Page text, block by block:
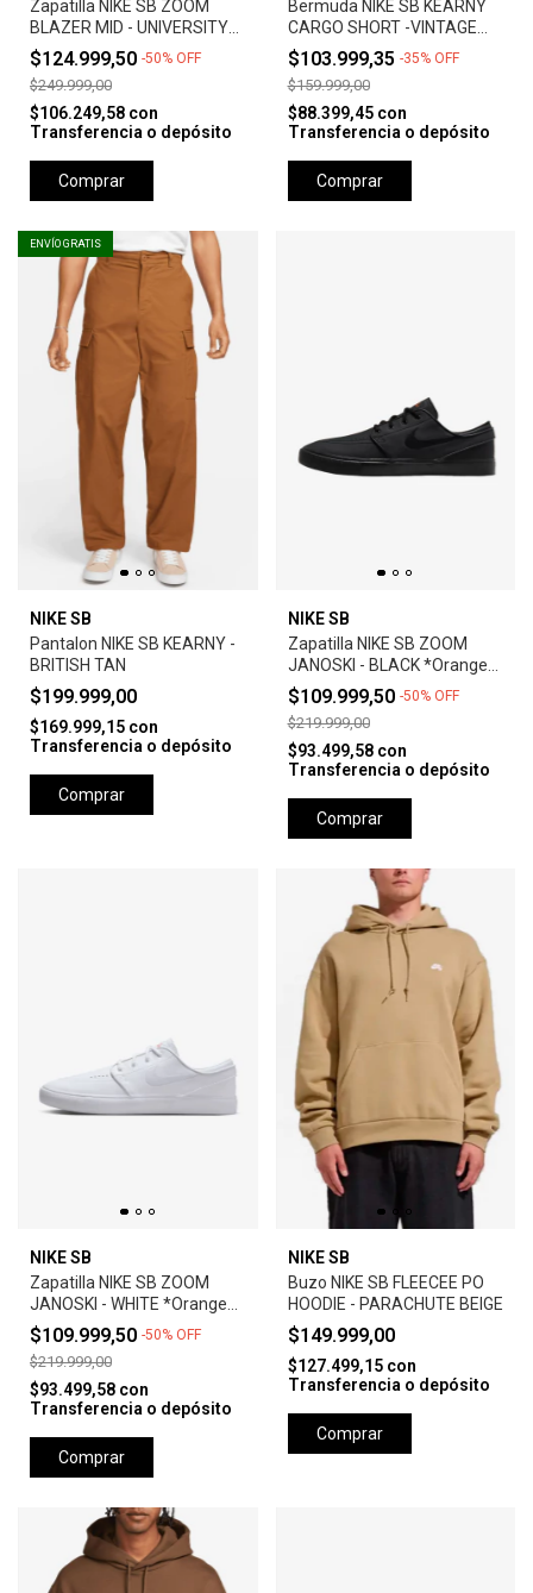
Zapatilla NIKE SB ZOOM
BLAZER MID - UNIVERSITY
RED *Orange Label*
$124.999,50 -50% OFF
$249.999,00
$106.249,58 con
Transferencia o depósito
Comprar
Bermuda NIKE SB KEARNY
CARGO SHORT -VINTAGE
GREEN
$103.999,35 -35% OFF
$159.999,00
$88.399,45 con
Transferencia o depósito
Comprar
ENVÍO GRATIS
NIKE SB
Pantalon NIKE SB KEARNY -
BRITISH TAN
$199.999,00
$169.999,15 con
Transferencia o depósito
Comprar
NIKE SB
Zapatilla NIKE SB ZOOM
JANOSKI - BLACK *Orange
Label*
$109.999,50 -50% OFF
$219.999,00
$93.499,58 con
Transferencia o depósito
Comprar
NIKE SB
Zapatilla NIKE SB ZOOM
JANOSKI - WHITE *Orange
Label*
$109.999,50 -50% OFF
$219.999,00
$93.499,58 con
Transferencia o depósito
Comprar
NIKE SB
Buzo NIKE SB FLEECEE PO
HOODIE - PARACHUTE BEIGE
$149.999,00
$127.499,15 con
Transferencia o depósito
Comprar